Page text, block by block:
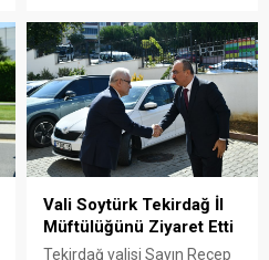
Hasan Ulusoy ve Ulkar
Kimya Genel Müdürü
Berkant Köseoğlu
tarafından karşılanan Bakan
Memişoğlu ardından
fabrikada şirketin
faaliyetleri ve üretim
Bakan...
Vali Soytürk Tekirdağ İl
Müftülüğünü Ziyaret Etti
Tekirdağ valisi Sayın Recep